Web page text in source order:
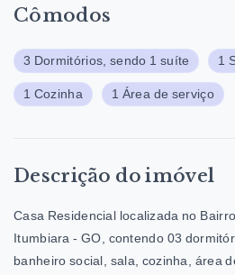
Cômodos
3 Dormitórios, sendo 1 suíte 1
1 Cozinha 1 Área de serviço
Descrição do imóvel
Casa Residencial localizada no
Itumbiara - GO, contendo 03
banheiro social, sala, cozinha, área